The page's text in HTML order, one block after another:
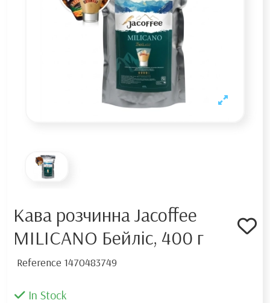
Кава розчинна Jacoffee
MILICANO Бейліс, 400 г
Reference 1470483749
In Stock